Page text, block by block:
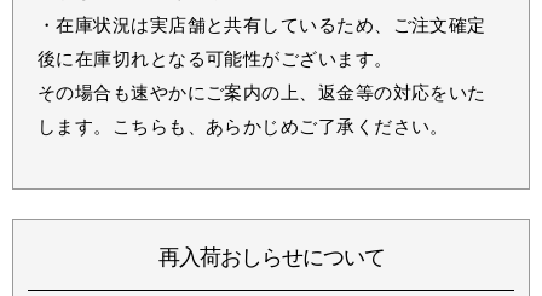
・在庫状況は実店舗と共有しているため、ご注文確定
後に在庫切れとなる可能性がございます。
その場合も速やかにご案内の上、返金等の対応をいた
します。こちらも、あらかじめご了承ください。
再入荷おしらせについて